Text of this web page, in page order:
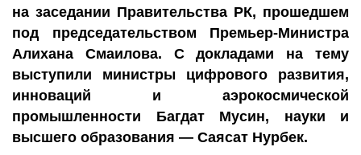
на заседании Правительства РК, прошедшем
под председательством Премьер-Министра
Алихана Смаилова. С докладами на тему
выступили министры цифрового развития,
инноваций и аэрокосмической
промышленности Багдат Мусин, науки и
высшего образования — Саясат Нурбек.